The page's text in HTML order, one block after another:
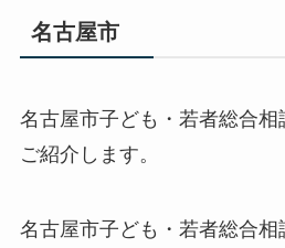
名古屋市
名古屋市子ども・若者総合相
ご紹介します。
名古屋市子ども・若者総合